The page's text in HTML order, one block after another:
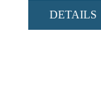
DETAILS